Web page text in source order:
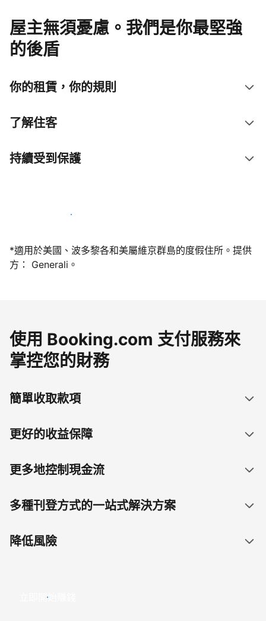
屋主無須憂慮。我們是你最堅強
的後盾
你的租賃，你的規則
了解住客
持續受到保護
今天就和我們一起當屋主
*適用於美國、波多黎各和美屬維京群島的度假住所。提供
方： Generali。
使用 Booking.com 支付服務來
掌控您的財務
簡單收取款項
更好的收益保障
更多地控制現金流
多種刊登方式的一站式解決方案
降低風險
立即開始賺錢